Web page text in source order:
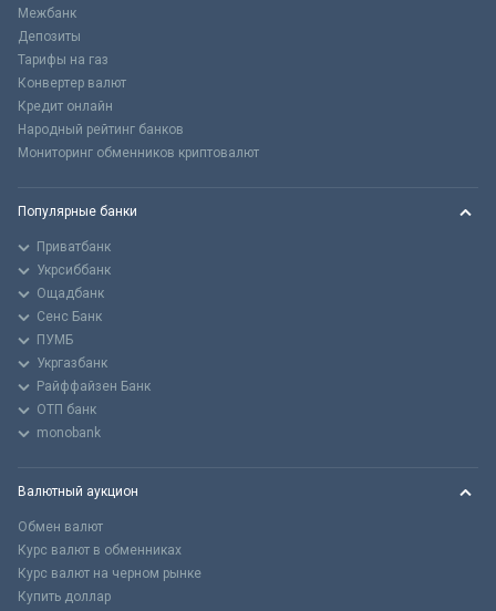
Межбанк
Депозиты
Тарифы на газ
Конвертер валют
Кредит онлайн
Народный рейтинг банков
Мониторинг обменников криптовалют
Популярные банки
Приватбанк
Укрсиббанк
Ощадбанк
Сенс Банк
ПУМБ
Укргазбанк
Райффайзен Банк
ОТП банк
monobank
Валютный аукцион
Обмен валют
Курс валют в обменниках
Курс валют на черном рынке
Купить доллар